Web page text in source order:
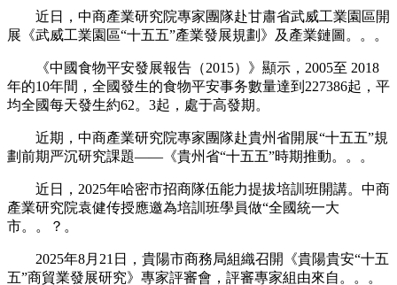
近日，中商產業研究院專家團隊赴甘肅省武威工業園區開
展《武威工業園區“十五五”產業發展規劃》及產業鏈圖。。。
《中國食物平安發展報告（2015）》顯示，2005至 2018
年的10年間，全國發生的食物平安事务數量達到227386起，平
均全國每天發生約62。3起，處于高發期。
近期，中商產業研究院專家團隊赴貴州省開展“十五五”規
劃前期严沉研究課題——《貴州省“十五五”時期推動。。。
近日，2025年哈密市招商隊伍能力提拔培訓班開講。中商
產業研究院袁健传授應邀為培訓班學員做“全國統一大
市。。？。
2025年8月21日，貴陽市商務局組織召開《貴陽貴安“十五
五”商貿業發展研究》專家評審會，評審專家組由來自。。。